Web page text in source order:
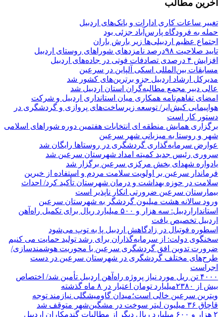
آخرین مطالب
تغییر ساعات کاری ادارات و بانک‌های اردبیل
حمله به فرودگاه پارس‌‌آباد جزئی بود
اجتماع عظیم اردبیلی‌ها زیر بارش باران
تایید صلاحیت ۹۸درصد نامزدهای شوراهای روستای اردبیل
افزایش ۴ درصدی تصادفات فوتی در جاده‌های اردبیل
مسابقات بین‌المللی اسکی آلپاین در سرعین
مدیرکل ارشاد اردبیل جزو برترین‌های کشور شد
عالی دبیر مجمع مطالبه‌گران استان اردبیل شد
امضای تفاهم‌نامه همکاری میان استانداری اردبیل و شرکت
هواپیمایی کیش‌ایر/ توسعه زیرساخت‌های پروازی و گردشگری در
دستور کار است
برگزاری همایش منطقه ای انتخابات هفتمین دوره شوراهای اسلامی
شهر و روستا به میزبانی شهر سرعین
عوارض سرمایه‌گذاری گردشگری در روستاها رایگان شد
سروری رئیس جدید کمیته امداد شهرستان سرعین شد
یادواره شهدای بخش مرکزی سرعین برگزار شد
فرماندار سرعین بر اولویت سلامت مردم و استفاده از خیرین
سلامت در حوزه بهداشت و درمان شهرستان تأکید کرد/ احداث
بیمارستان سرعین ضرورتی انکار ناپذیر است
ورود سالانه هشت میلیون گردشگر به شهرستان سرعین
استانداراردبیل: سه هزار و ۵۰۰ میلیارد ریال برای تکمیل راه‌آهن
اردبیل تخصیص یافت
اسطوره فوتبال در زادگاهش اردبیل پا به توپ می‌شود
سخنگوی دولت: از سرمایه‌گذاران برای رشد تولید حمایت می کنیم
ضرورت تدوین افق گردشگری سرعین با محوریت هوشمندسازی/
طرح‌های مختلف گردشگری در شهرستان سرعین در دست
اجراست
۴۰۰۰ تن ریل مورد نیاز پروژه راه‌آهن اردبیل تأمین شد/ اختصاص
بیش از ۲۳۸۰میلیارد تومان اعتبار در ۸ ماه گذشته
ویترین سرعین خالی است؛میدان گاومیشگلی نیازمند توجه
قاچاق ۳۶ میلیون لیتر سوخت در مشگین‌شهر متوقف شد
۲ هزار و ۶۰۰‌ میلیارد ریال دیگر از مطالبات گندمکاران اردبیل